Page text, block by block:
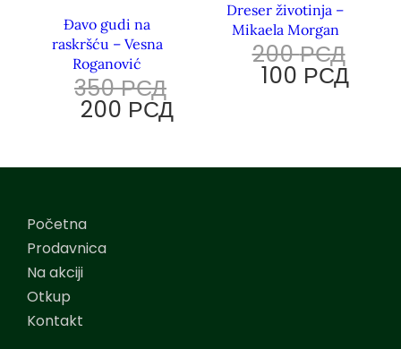
Đavo gudi na
raskršću – Vesna
Roganović
350РСД
200 РСД
Dreser životinja –
Mikaela Morgan
200РСД
100 РСД
Početna
Prodavnica
Na akciji
Otkup
Kontakt